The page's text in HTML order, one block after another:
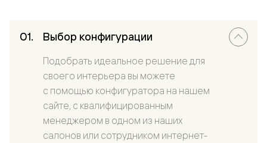
Выбор конфигурации
Подобрать идеальное решение для
своего интерьера вы можете
с помощью конфигуратора на нашем
сайте, с квалифицированным
менеджером в одном из наших
салонов или сотрудником интернет-